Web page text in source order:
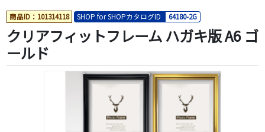
商品ID：101314118 SHOP for SHOPカタログID 64180-2G
クリアフィットフレーム ハガキ版 A6 ゴ
ールド